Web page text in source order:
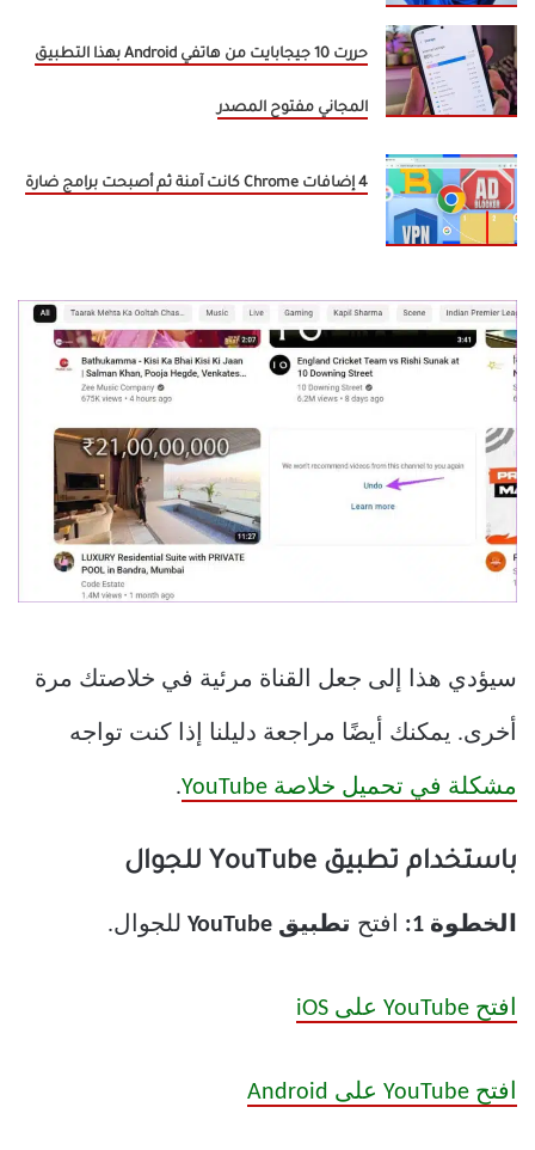
حررت 10 جيجابايت من هاتفي Android بهذا التطبيق
المجاني مفتوح المصدر
4 إضافات Chrome كانت آمنة ثم أصبحت برامج ضارة
سيؤدي هذا إلى جعل القناة مرئية في خلاصتك مرة
أخرى. يمكنك أيضًا مراجعة دليلنا إذا كنت تواجه
مشكلة في تحميل خلاصة YouTube .
باستخدام تطبيق YouTube للجوال
الخطوة 1: افتح تطبيق YouTube للجوال.
افتح YouTube على iOS
افتح YouTube على Android